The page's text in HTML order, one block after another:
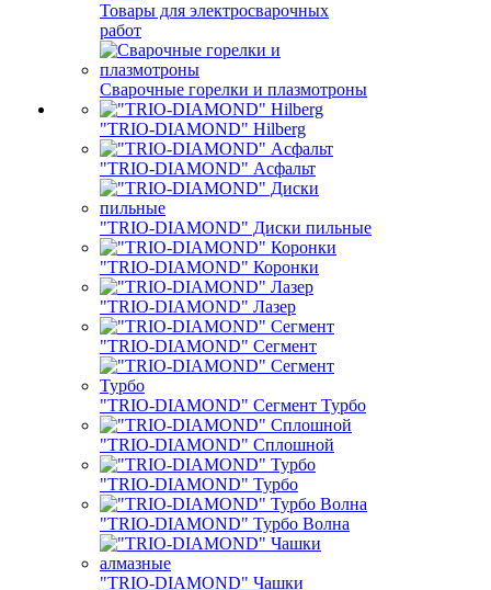
Товары для электросварочных
работ
Сварочные горелки и плазмотроны
"TRIO-DIAMOND" Hilberg
"TRIO-DIAMOND" Асфальт
"TRIO-DIAMOND" Диски пильные
"TRIO-DIAMOND" Коронки
"TRIO-DIAMOND" Лазер
"TRIO-DIAMOND" Сегмент
"TRIO-DIAMOND" Сегмент Турбо
"TRIO-DIAMOND" Сплошной
"TRIO-DIAMOND" Турбо
"TRIO-DIAMOND" Турбо Волна
"TRIO-DIAMOND" Чашки